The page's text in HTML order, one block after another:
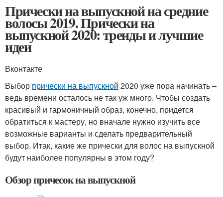
Прически на выпускной на средние
волосы 2019. Прически на
выпускной 2020: тренды и лучшие
идеи
Вконтакте
Выбор прически на выпускной 2020 уже пора начинать –
ведь времени осталось не так уж много. Чтобы создать
красивый и гармоничный образ, конечно, придется
обратиться к мастеру, но вначале нужно изучить все
возможные варианты и сделать предварительный
выбор. Итак, какие же прически для волос на выпускной
будут наиболее популярны в этом году?
Обзор причесок на выпускной